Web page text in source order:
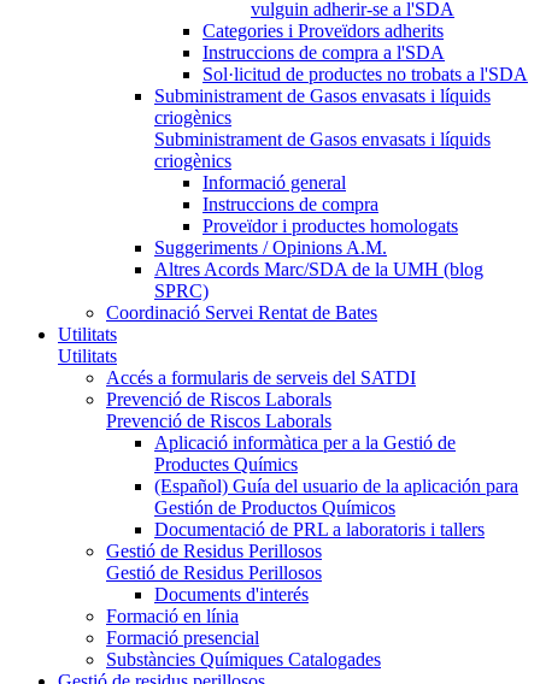
vulguin adherir-se a l'SDA
Categories i Proveïdors adherits
Instruccions de compra a l'SDA
Sol·licitud de productes no trobats a l'SDA
Subministrament de Gasos envasats i líquids
criogènics
Subministrament de Gasos envasats i líquids
criogènics
Informació general
Instruccions de compra
Proveïdor i productes homologats
Suggeriments / Opinions A.M.
Altres Acords Marc/SDA de la UMH (blog
SPRC)
Coordinació Servei Rentat de Bates
Utilitats
Utilitats
Accés a formularis de serveis del SATDI
Prevenció de Riscos Laborals
Prevenció de Riscos Laborals
Aplicació informàtica per a la Gestió de
Productes Químics
(Español) Guía del usuario de la aplicación para
Gestión de Productos Químicos
Documentació de PRL a laboratoris i tallers
Gestió de Residus Perillosos
Gestió de Residus Perillosos
Documents d'interés
Formació en línia
Formació presencial
Substàncies Químiques Catalogades